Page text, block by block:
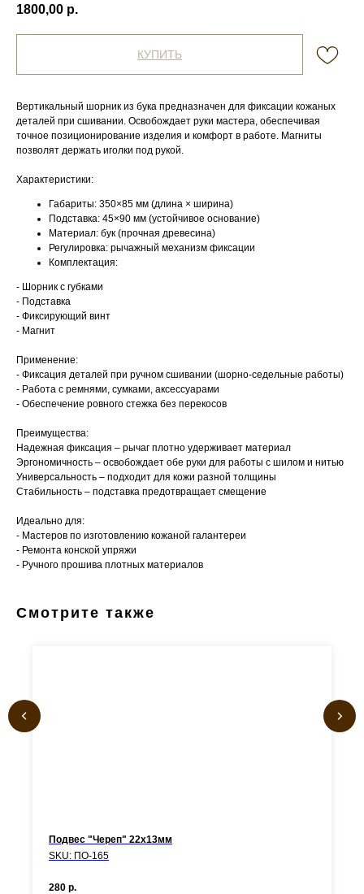
1800,00 р.
КУПИТЬ
Вертикальный шорник из бука предназначен для фиксации кожаных
деталей при сшивании. Освобождает руки мастера, обеспечивая
точное позиционирование изделия и комфорт в работе. Магниты
позволят держать иголки под рукой.
Характеристики:
Габариты: 350×85 мм (длина × ширина)
Подставка: 45×90 мм (устойчивое основание)
Материал: бук (прочная древесина)
Регулировка: рычажный механизм фиксации
Комплектация:
- Шорник с губками
- Подставка
- Фиксирующий винт
- Магнит
Применение:
- Фиксация деталей при ручном сшивании (шорно-седельные работы)
- Работа с ремнями, сумками, аксессуарами
- Обеспечение ровного стежка без перекосов
Преимущества:
Надежная фиксация – рычаг плотно удерживает материал
Эргономичность – освобождает обе руки для работы с шилом и нитью
Универсальность – подходит для кожи разной толщины
Стабильность – подставка предотвращает смещение
Идеально для:
- Мастеров по изготовлению кожаной галантереи
- Ремонта конской упряжи
- Ручного прошива плотных материалов
Смотрите также
Подвес "Череп" 22х13мм
SKU: ПО-165
280 р.